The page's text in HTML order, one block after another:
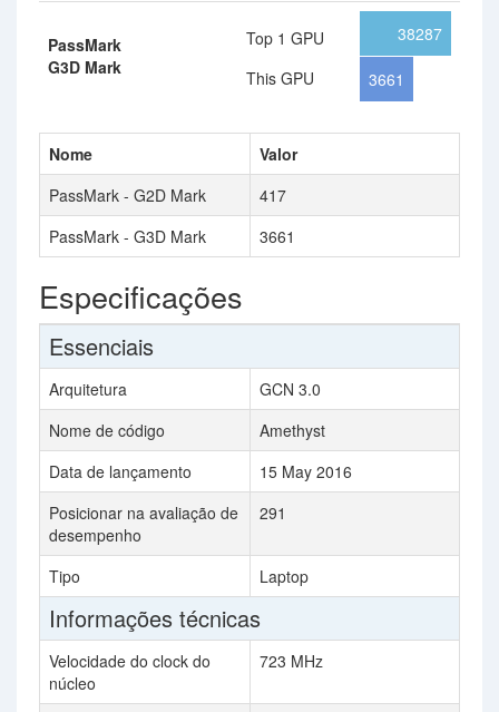
PassMark
G3D Mark
Top 1 GPU
This GPU
38287
3661
Nome
Valor
PassMark - G2D Mark
417
PassMark - G3D Mark
3661
Especificações
Essenciais
Arquitetura
GCN 3.0
Nome de código
Amethyst
Data de lançamento
15 May 2016
Posicionar na avaliação de
desempenho
291
Tipo Laptop
Informações técnicas
Velocidade do clock do
núcleo
723 MHz